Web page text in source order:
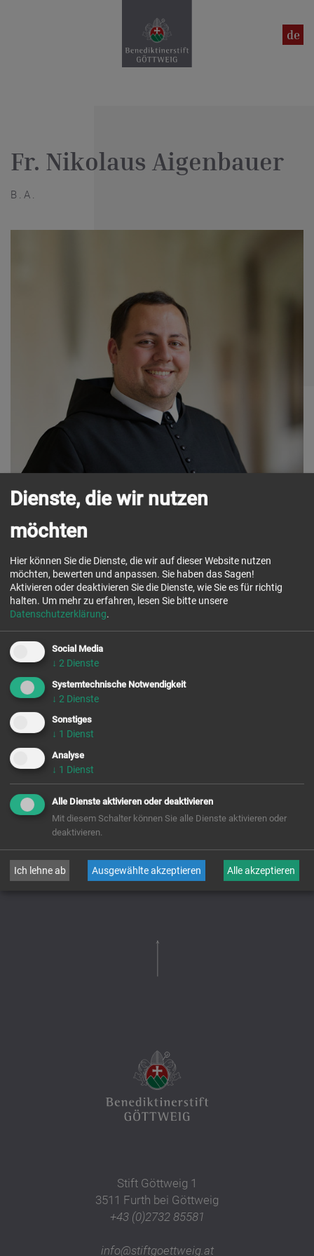
en
de
Fr. Nikolaus Aigenbauer
B.A.
Funktion:Theologiestudent in Salzburg,
Zeremoniar
Herkunft:Linz (Diözese Linz)
Eintritt:
Zeitliche Profess:
3. 2. 2024
Namenstag:
zurück
Stift Göttweig 1
3511 Furth bei Göttweig
+43 (0)2732 85581
info@stiftgoettweig.at
Dienste, die wir nutzen
möchten
Hier können Sie die Dienste, die wir auf dieser Website nutzen
möchten, bewerten und anpassen. Sie haben das Sagen!
Aktivieren oder deaktivieren Sie die Dienste, wie Sie es für richtig
halten. Um mehr zu erfahren, lesen Sie bitte unsere
Datenschutzerklärung.
Social Media
↓ 2 Dienste
Systemtechnische Notwendigkeit
↓ 2 Dienste
Sonstiges
↓ 1 Dienst
Analyse
↓ 1 Dienst
Alle Dienste aktivieren oder deaktivieren
Mit diesem Schalter können Sie alle Dienste aktivieren oder
deaktivieren.
Ich lehne ab Ausgewählte akzeptieren Alle akzeptieren